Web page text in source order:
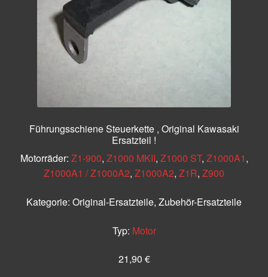
Führungsschiene Steuerkette , Original Kawasaki
Ersatzteil !
Motorräder: Z1-900, Z1000 MKII, Z1000 ST, Z1000A1,
Z1000A1 / Z1000A2, Z1000A2, Z1R, Z900
Kategorie: Original-Ersatzteile, Zubehör-Ersatzteile
Typ: Motor
21,90 €